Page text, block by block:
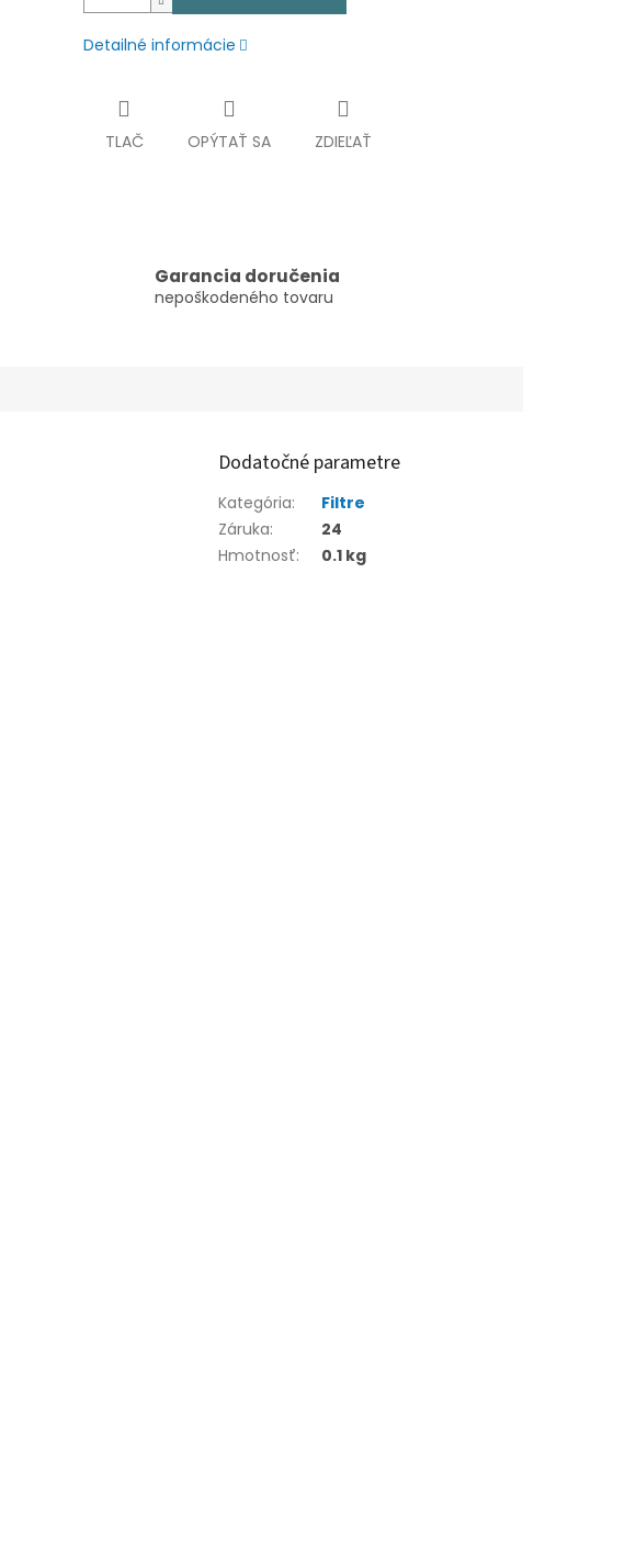
Detailné informácie
TLAČ OPÝTAŤ SA ZDIEĽAŤ
Garancia doručenia
nepoškodeného tovaru
Dodatočné parametre
Kategória:
Filtre
Záruka:
24
Hmotnosť: 0.1 kg